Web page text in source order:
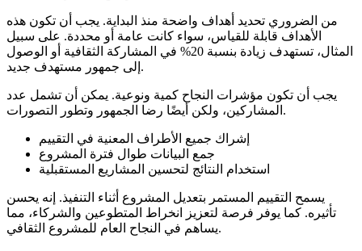
من الضروري تحديد أهداف واضحة منذ البداية. يجب أن تكون هذه
الأهداف قابلة للقياس، سواء كانت عامة أو محددة. على سبيل
المثال، تستهدف زيادة بنسبة 20% في المشاركة الثقافية أو الوصول
إلى جمهور مستهدف جديد.
يجب أن تكون مؤشرات النجاح كمية ونوعية. يمكن أن تشمل عدد
المشاركين، ولكن أيضًا رضا الجمهور وتطور التصورات.
إشراك جميع الأطراف المعنية في التقييم
جمع البيانات طوال فترة المشروع
استخدام النتائج لتحسين المشاريع المستقبلية
يسمح التقييم المستمر بتعديل المشروع أثناء التنفيذ. إنه يحسن
تأثيره. كما يوفر فرصة لتعزيز انخراط المتطوعين والشركاء، مما
يساهم في النجاح العام للمشروع الثقافي.